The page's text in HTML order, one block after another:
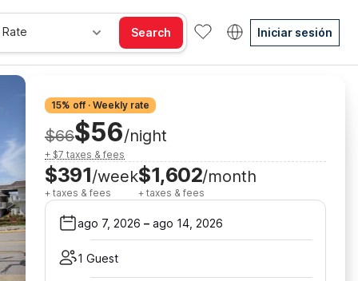
Search Iniciar sesión
15% off · Weekly rate
$66$56/night
+ $7 taxes & fees
$391/week
+ taxes & fees
$1,602/month
+ taxes & fees
ago 7, 2026 – ago 14, 2026
1 Guest